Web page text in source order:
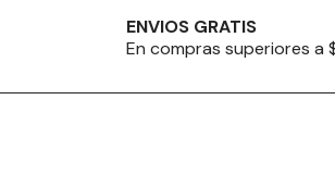
ENVIOS GRATIS
En compras superiores a